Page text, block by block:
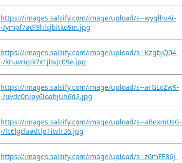
https://images.salsify.com/image/upload/s--wyglhvAi-
-/ympf7adl9hlsjbitko9m.jpg
https://images.salsify.com/image/upload/s--KzgbjQ04-
-/knuvrigik7x1jbvjc09e.jpg
https://images.salsify.com/image/upload/s--arGLoZw9-
-/uvdc0nlpy6loahjuh6d2.jpg
https://images.salsify.com/image/upload/s--aBexmUsG-
-/lc6lgduadtlp1itvlr36.jpg
https://images.salsify.com/image/upload/s--z6mFE86J-